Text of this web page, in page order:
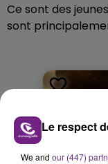
Ce sont des
sont
Le respect
We and our (447)